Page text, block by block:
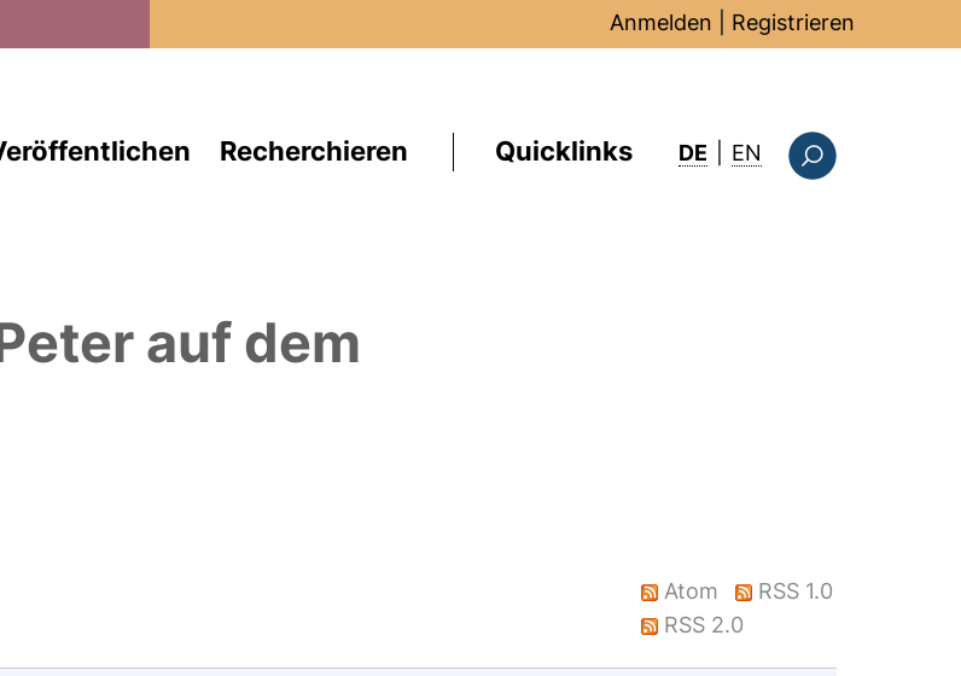
Anmelden Registrieren
Recherchieren Quicklinks DE EN : this page in
auf dem
Atom
RSS 1.0
RSS 2.0